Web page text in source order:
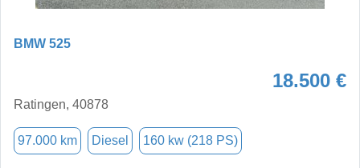
BMW 525
18.500 €
Ratingen, 40878
97.000 km Diesel 160 kw (218 PS)